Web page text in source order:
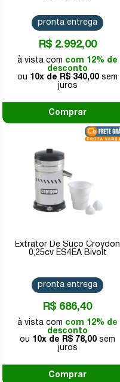
R$ 2.992,00
com 12% de
desconto
10x de
R$ 340,00
pronta entrega
Comprar
Extrator De Suco Croydon
0,25cv ES4EA Bivolt
R$ 686,40
com 12% de
desconto
10x de
R$ 78,00
pronta entrega
Comprar